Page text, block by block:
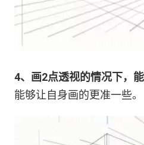
4、画2点透视的情况下，
能够让自身画的更准一些。